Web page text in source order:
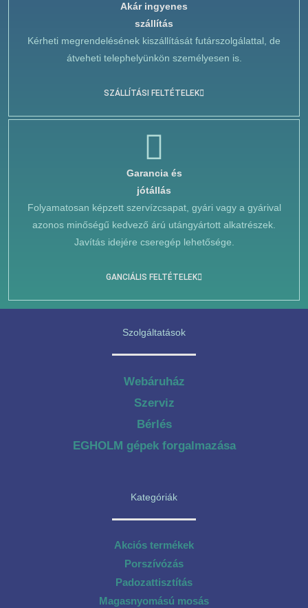
Akár ingyenes
szállítás
Kérheti megrendelésének kiszállítását futárszolgálattal, de
átveheti telephelyünkön személyesen is.
SZÁLLÍTÁSI FELTÉTELEK
Garancia és
jótállás
Folyamatosan képzett szervízcsapat, gyári vagy a gyárival
azonos minőségű kedvező árú utángyártott alkatrészek.
Javítás idejére cseregép lehetősége.
GANCIÁLIS FELTÉTELEK
Szolgáltatások
Webáruház
Szerviz
Bérlés
EGHOLM gépek forgalmazása
Kategóriák
Akciós termékek
Porszívózás
Padozattisztítás
Magasnyomású mosás